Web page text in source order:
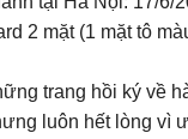
2 mặt (1 mặt tô
trang hồi ký về
luôn hết lòng vì